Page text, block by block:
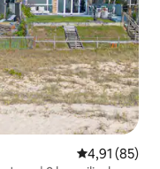
Gemiddelde
4,91 (85)